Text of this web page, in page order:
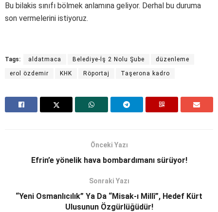
Bu bilakis sınıfı bölmek anlamına geliyor. Derhal bu duruma
son vermelerini istiyoruz.
Tags: aldatmaca Belediye-İş 2 Nolu Şube düzenleme
erol özdemir KHK Röportaj Taşerona kadro
Önceki Yazı
Efrin’e yönelik hava bombardımanı sürüyor!
Sonraki Yazı
“Yeni Osmanlıcılık” Ya Da “Misak-ı Millî”, Hedef Kürt
Ulusunun Özgürlüğüdür!